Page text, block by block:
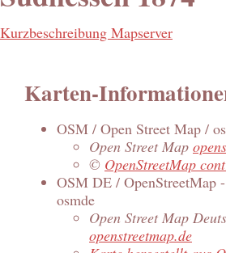
Kurzbeschreibung Mapserver
Karten-
OSM / Open Street Map /
Open Street Map
© OpenStreetMap
OSM DE / OpenStreetMap
osmde
Open Street Map
openstreetmap.de